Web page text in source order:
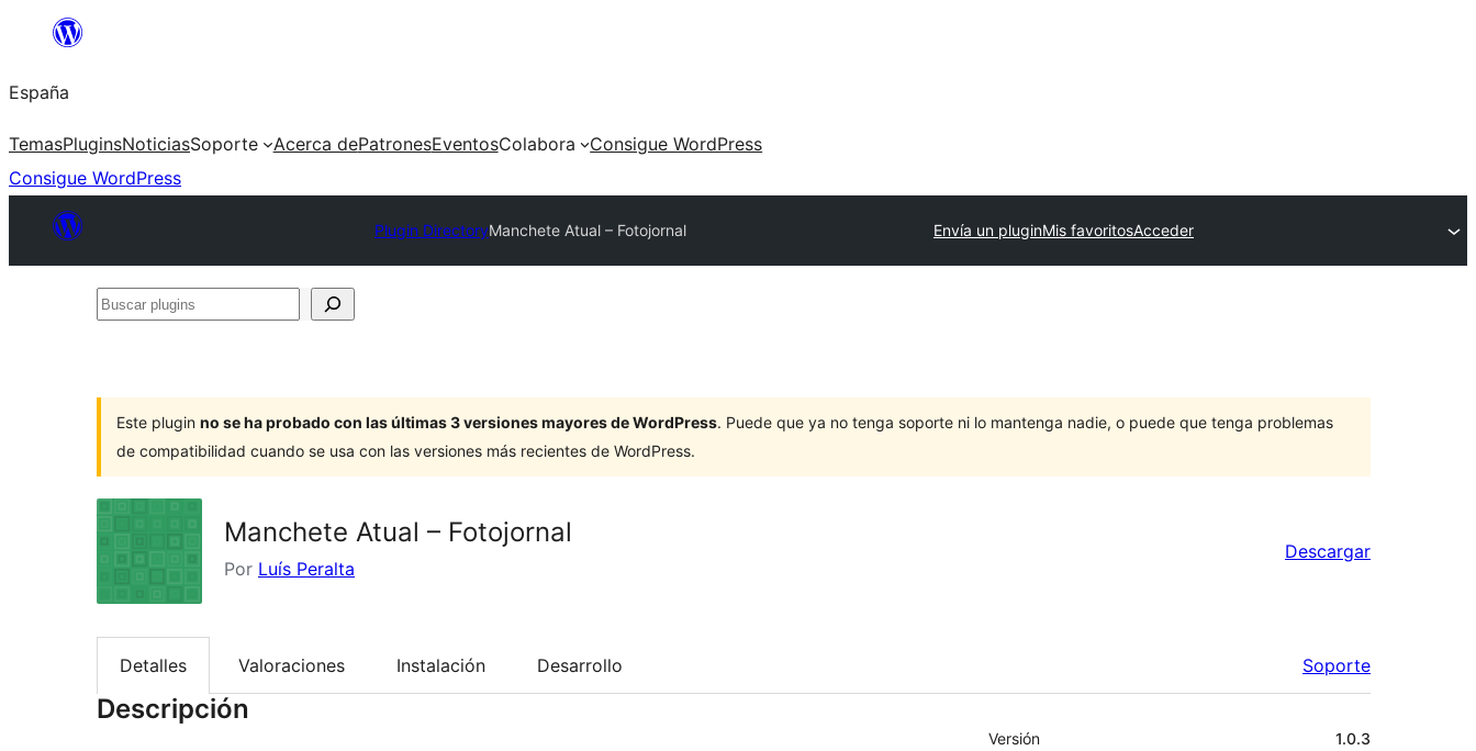
Saltar
contenido
España
TemasPluginsNoticiasSoporte Acerca dePatronesEventosColabora
Consigue WordPress
Consigue WordPress
Plugin DirectoryManchete Atual – Fotojornal Envía un pluginMis favoritosAcceder
Buscar
Este plugin no se ha probado con las últimas 3 versiones mayores de WordPress. Puede que ya no tenga soporte ni lo mantenga nadie, o puede que tenga problemas
de compatibilidad cuando se usa con las versiones más recientes de WordPress.
Manchete Atual – Fotojornal
Por Luís Peralta
Descargar
Detalles Valoraciones Instalación Desarrollo Soporte
Descripción
Meta
Versión 1.0.3